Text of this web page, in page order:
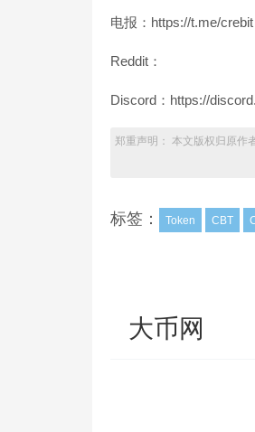
电报：https://t.me/crebit
Reddit：
Discord：https://
郑重声明： 本文版权归原作
标签： Token CBT
大币网